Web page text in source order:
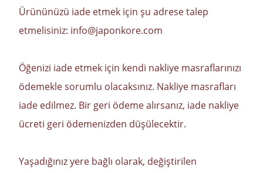
Ürününüzü iade etmek için şu adrese talep
etmelisiniz: info@japonkore.com
Öğenizi iade etmek için kendi nakliye masraflarınızı
ödemekle sorumlu olacaksınız. Nakliye masrafları
iade edilmez. Bir geri ödeme alırsanız, iade nakliye
ücreti geri ödemenizden düşülecektir.
Yaşadığınız yere bağlı olarak, değiştirilen